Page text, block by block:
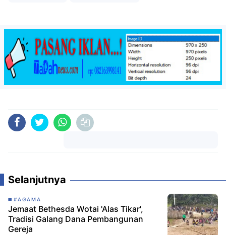
Selanjutnya
#AGAMA
Jemaat Bethesda Wotai 'Alas Tikar',
Tradisi Galang Dana Pembangunan
Gereja